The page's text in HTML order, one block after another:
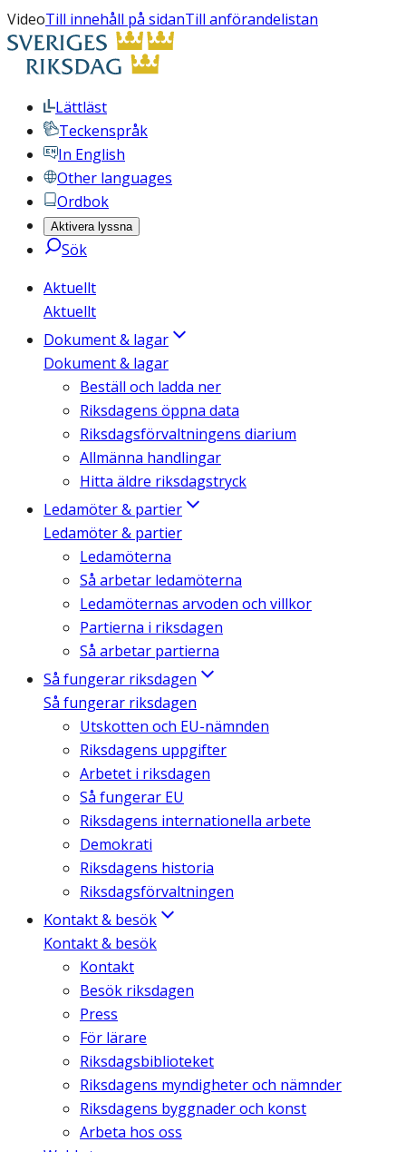
VideoTill innehåll på sidanTill anförandelistan
Lättläst
Teckenspråk
In English
Other languages
Ordbok
Aktivera lyssna
Sök
Aktuellt
Aktuellt
Dokument & lagar
Dokument & lagar
Beställ och ladda ner
Riksdagens öppna data
Riksdagsförvaltningens diarium
Allmänna handlingar
Hitta äldre riksdagstryck
Ledamöter & partier
Ledamöter & partier
Ledamöterna
Så arbetar ledamöterna
Ledamöternas arvoden och villkor
Partierna i riksdagen
Så arbetar partierna
Så fungerar riksdagen
Så fungerar riksdagen
Utskotten och EU-nämnden
Riksdagens uppgifter
Arbetet i riksdagen
Så fungerar EU
Riksdagens internationella arbete
Demokrati
Riksdagens historia
Riksdagsförvaltningen
Kontakt & besök
Kontakt & besök
Kontakt
Besök riksdagen
Press
För lärare
Riksdagsbiblioteket
Riksdagens myndigheter och nämnder
Riksdagens byggnader och konst
Arbeta hos oss